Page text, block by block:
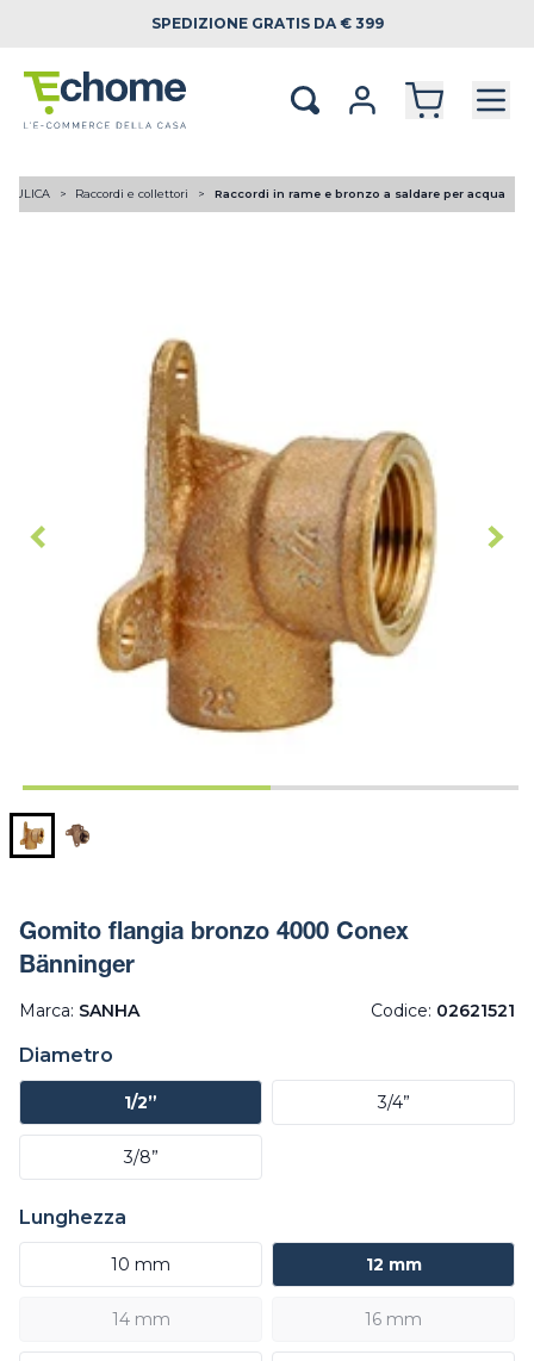
SPEDIZIONE GRATIS DA € 399
Raccordi e collettori Raccordi in rame e bronzo a saldare per acqua
Gomito flangia bronzo 4000 Conex
Bänninger
Marca: SANHA Codice: 02621521
Diametro
1/2” 3/4”
3/8”
Lunghezza
10 mm 12 mm
14 mm 16 mm